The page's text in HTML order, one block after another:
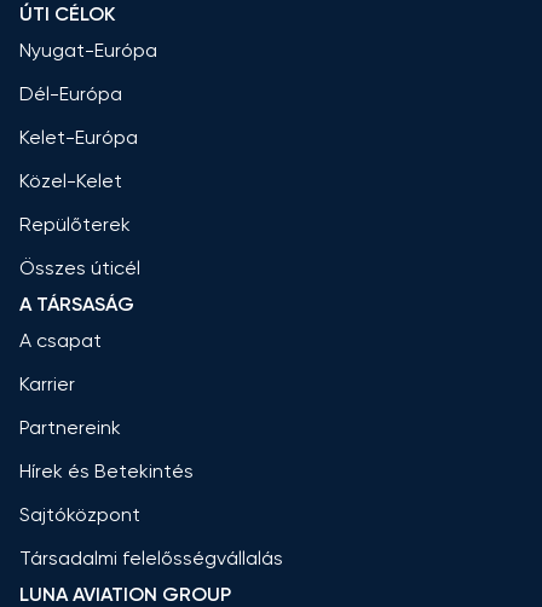
ÚTI CÉLOK
Nyugat-Európa
Dél-Európa
Kelet-Európa
Közel-Kelet
Repülőterek
Összes úticél
A TÁRSASÁG
A csapat
Karrier
Partnereink
Hírek és Betekintés
Sajtóközpont
Társadalmi felelősségvállalás
LUNA AVIATION GROUP